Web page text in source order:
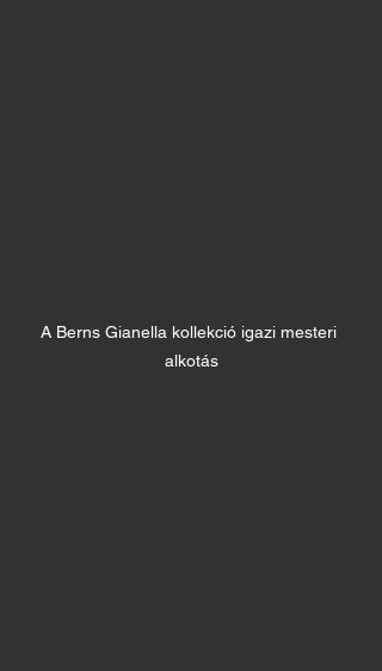
A Berns Gianella kollekció igazi mesteri
alkotás